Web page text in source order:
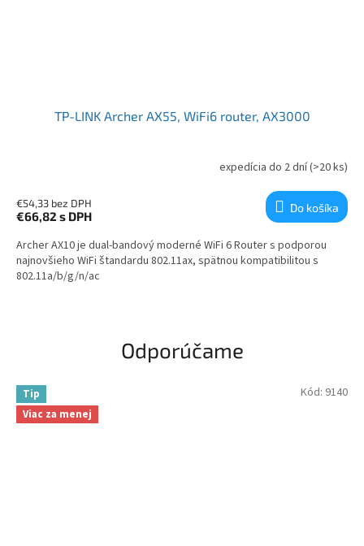
TP-LINK Archer AX55, WiFi6 router, AX3000
expedícia do 2 dní(>20 ks)
€54,33 bez DPH
€66,82 s DPH
Do košíka
Archer AX10 je dual-bandový moderné WiFi 6 Router s podporou
najnovšieho WiFi štandardu 802.11ax, spätnou kompatibilitou s
802.11a/b/g/n/ac
Odporúčame
Tip
Viac za menej
Kód: 9140